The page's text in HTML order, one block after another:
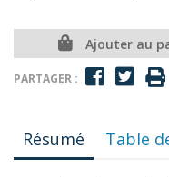
Ajouter au
PARTAGER :
Résumé Table